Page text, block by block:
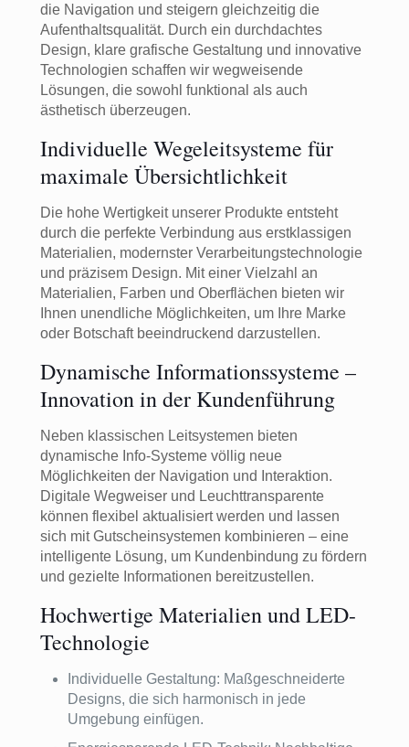
die Navigation und steigern gleichzeitig die
Aufenthaltsqualität. Durch ein durchdachtes
Design, klare grafische Gestaltung und innovative
Technologien schaffen wir wegweisende
Lösungen, die sowohl funktional als auch
ästhetisch überzeugen.
Individuelle Wegeleitsysteme für
maximale Übersichtlichkeit
Die hohe Wertigkeit unserer Produkte entsteht
durch die perfekte Verbindung aus erstklassigen
Materialien, modernster Verarbeitungstechnologie
und präzisem Design. Mit einer Vielzahl an
Materialien, Farben und Oberflächen bieten wir
Ihnen unendliche Möglichkeiten, um Ihre Marke
oder Botschaft beeindruckend darzustellen.
Dynamische Informationssysteme –
Innovation in der Kundenführung
Neben klassischen Leitsystemen bieten
dynamische Info-Systeme völlig neue
Möglichkeiten der Navigation und Interaktion.
Digitale Wegweiser und Leuchttransparente
können flexibel aktualisiert werden und lassen
sich mit Gutscheinsystemen kombinieren – eine
intelligente Lösung, um Kundenbindung zu fördern
und gezielte Informationen bereitzustellen.
Hochwertige Materialien und LED-
Technologie
Individuelle Gestaltung: Maßgeschneiderte
Designs, die sich harmonisch in jede
Umgebung einfügen.